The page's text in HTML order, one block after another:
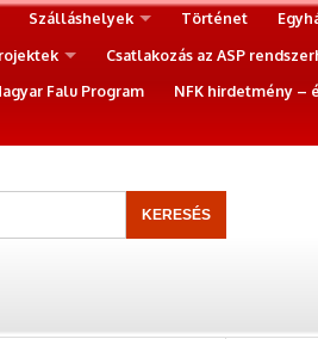
Szálláshelyek Történet
Csatlakozás az ASP
Falu Program NFK hirdetmény –